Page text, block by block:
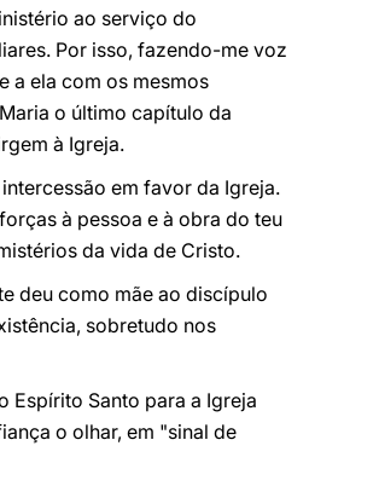
ao serviço do
Por isso, fazendo-me voz
a ela com os mesmos
o último capítulo da
à Igreja.
em favor da Igreja.
à pessoa e à obra do teu
da vida de Cristo.
deu como mãe ao discípulo
sobretudo nos
Espírito Santo para a Igreja
o olhar, em "sinal de